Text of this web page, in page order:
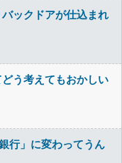
ックドアが仕込まれ
う考えてもおかしい
行」に変わってうん